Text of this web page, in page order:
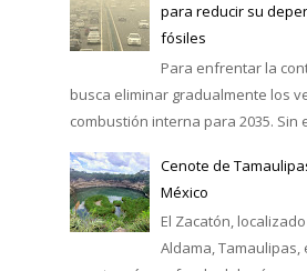
para reducir su
fósiles
Para enfrentar la
busca eliminar gradualmente los
combustión interna para 2035. Sin
Cenote de
México
El Zacatón,
Aldama,